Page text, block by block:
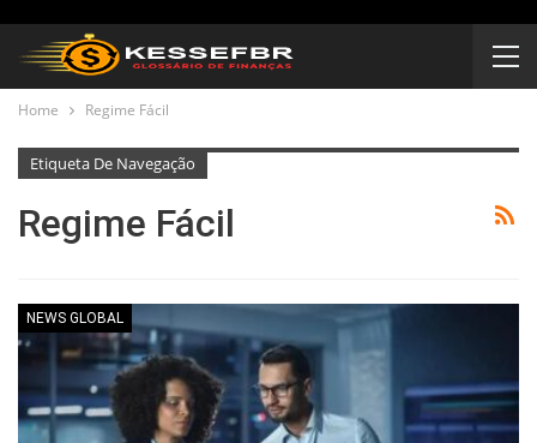
Home Regime Fácil
Etiqueta De Navegação
Regime Fácil
NEWS GLOBAL